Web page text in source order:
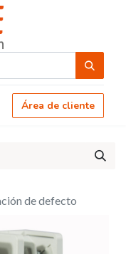
Área de cliente
de defecto